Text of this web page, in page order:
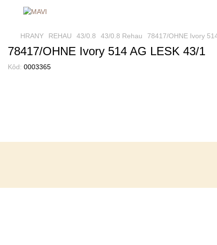
HRANY REHAU 43/0.8 43/0.8 Rehau 78417/OHNE Ivory
78417/OHNE Ivory 514 AG LESK 43/1
Kôd: 0003365